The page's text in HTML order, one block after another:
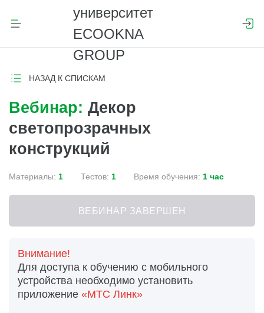
НАЗАД К СПИСКАМ
Вебинар: Декор
светопрозрачных
конструкций
Материалы: 1 Тестов: 1 Время обучения: 1 час
ВЕБИНАР ЗАВЕРШЕН
Внимание!
Для доступа к обучению с мобильного
устройства необходимо установить
приложение «МТС Линк»